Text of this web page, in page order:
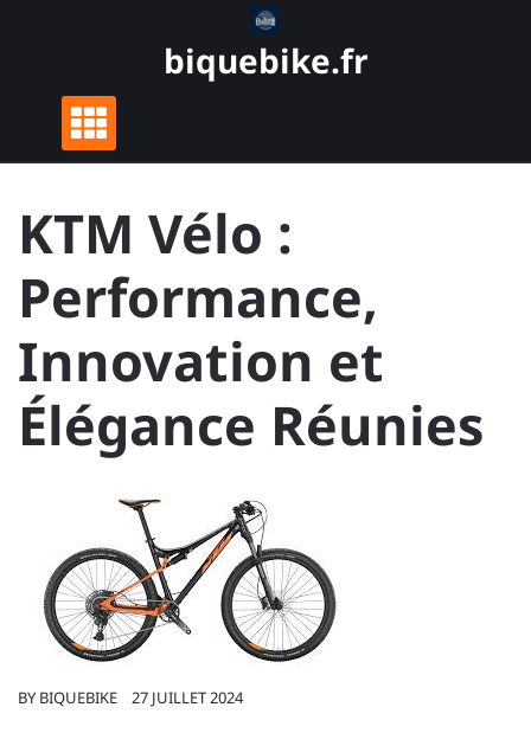
biquebike.fr
KTM Vélo :
Performance,
Innovation et
Élégance Réunies
BY BIQUEBIKE 27 JUILLET 2024